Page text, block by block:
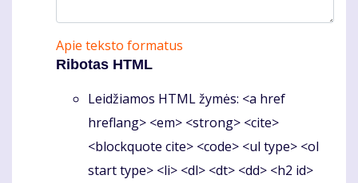
Apie teksto formatus
Ribotas HTML
Leidžiamos HTML žymės: <a href
hreflang> <em> <strong> <cite>
<blockquote cite> <code> <ul type> <ol
start type> <li> <dl> <dt> <dd> <h2 id>